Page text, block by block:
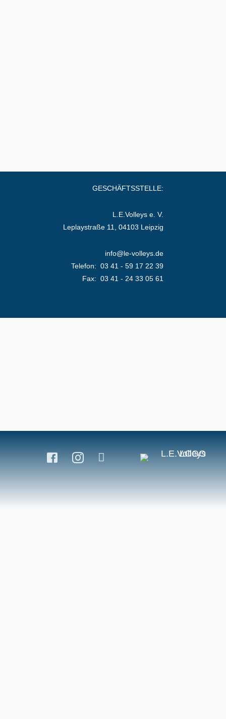
GESCHÄFTSSTELLE:
L.E.Volleys e. V.
Leplaystraße 11, 04103 Leipzig
info@le-volleys.de
Telefon: 03 41 - 59 17 22 39
Fax: 03 41 - 24 33 05 61